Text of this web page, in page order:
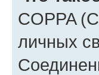
COPPA
личных